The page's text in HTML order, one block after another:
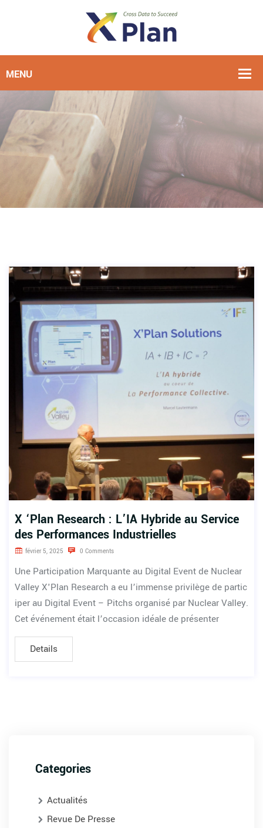
X ‘Plan Research : L’IA Hybride au Service
des Performances Industrielles
février 5, 2025 0 Comments
Une Participation Marquante au Digital Event de Nuclear
Valley X'Plan Research a eu l’immense privilège de partic
iper au Digital Event – Pitchs organisé par Nuclear Valley.
Cet événement était l’occasion idéale de présenter
Details
Categories
Actualités
Revue De Presse